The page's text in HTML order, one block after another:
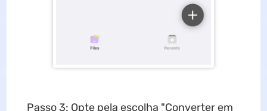
Passo 3: Opte pela escolha "Converter em